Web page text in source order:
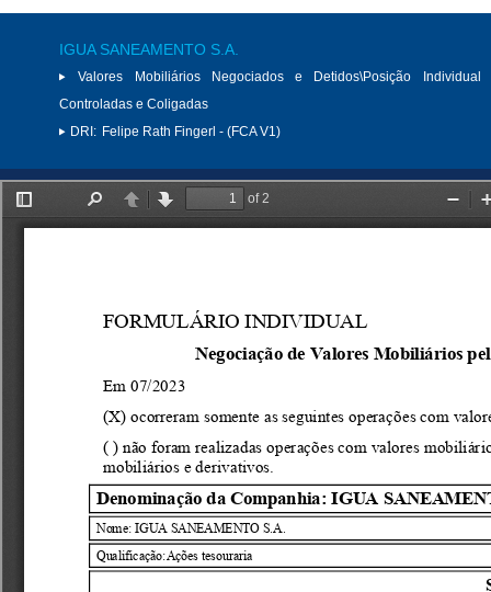
IGUA SANEAMENTO S.A.
Valores Mobiliários Negociados e Detidos\Posição
Controladas e Coligadas
DRI: Felipe Rath Fingerl - (FCA V1)